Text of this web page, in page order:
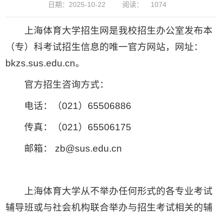
日期：2025-10-22 阅读： 1074
上海体育大学招生网是我校招生办公室发布本
（专）科考试招生信息的唯一官方网站，网址：
bkzs.sus.edu.cn。
官方招生咨询方式：
电话：（021）65506886
传真：（021）65506175
邮箱： zb@sus.edu.cn
上海体育大学从不举办任何形式的各专业考试
辅导班或与社会机构联合举办与招生考试相关的辅